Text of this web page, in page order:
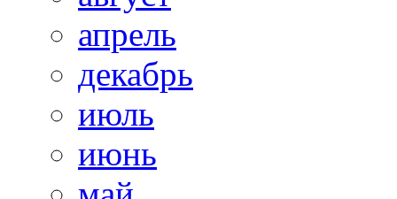
апрель
декабрь
июль
июнь